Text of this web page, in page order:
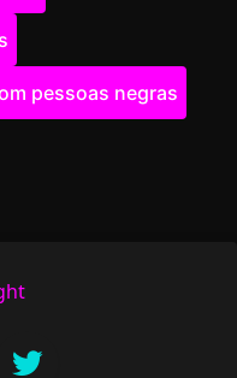
pessoas negras